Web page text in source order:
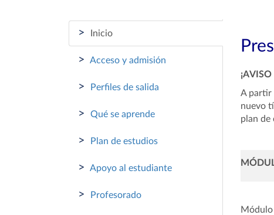
> Inicio
> Acceso y admisión
> Perfiles de salida
> Qué se aprende
> Plan de estudios
> Apoyo al estudiante
> Profesorado
A partir
nuevo
plan de
Módulo